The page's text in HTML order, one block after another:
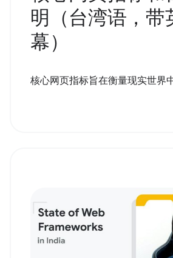
明（台湾语，带
幕）
核心网页指标旨在衡量现实世界